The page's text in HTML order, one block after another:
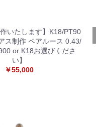
作いたします】K18/PT90
ス制作 ペアルース 0.43/
or K18お選びくださ
い】
￥55,000